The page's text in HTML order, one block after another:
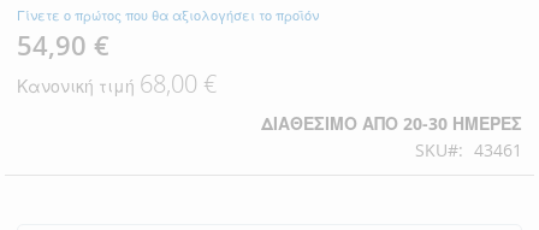
Γίνετε ο πρώτος που θα αξιολογήσει το προϊόν
Ειδική
Τιμή
54,90 €
Κανονική τιμή 68,00 €
ΔΙΑΘΈΣΙΜΟ ΑΠΌ 20-30 ΗΜΈΡΕΣ
SKU
43461